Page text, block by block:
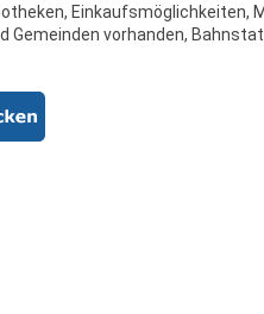
Gemeinden vorhanden,